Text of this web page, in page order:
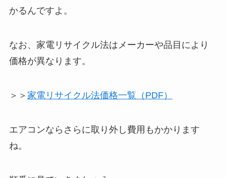
かるんですよ。
なお、家電リサイクル法はメーカーや品目により
価格が異なります。
＞＞ 家電リサイクル法価格一覧（PDF）
エアコンならさらに取り外し費用もかかります
ね。